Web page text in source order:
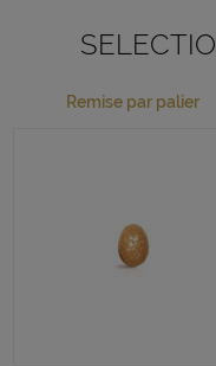
Remise par palier